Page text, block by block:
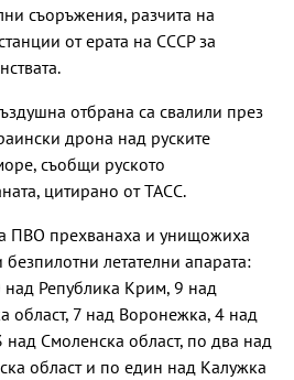
съоръжения, разчита на
от ерата на СССР за
отбрана са свалили през
дрона над руските
съобщи руското
цитирано от ТАСС.
ПВО прехванаха и унищожиха
летателни апарата:
Република Крим, 9 над
област, 7 над Воронежка, 4 над
Смоленска област, по два над
област и по един над Калужка